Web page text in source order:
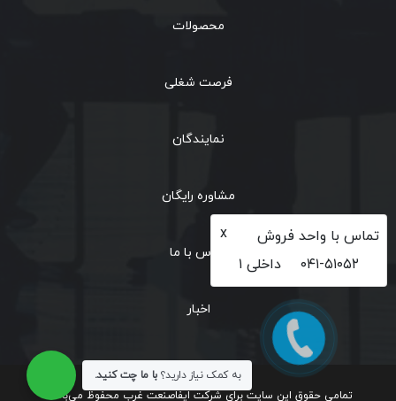
محصولات
فرصت شغلی
نمایندگان
مشاوره رایگان
تماس با ما
اخبار
x
تماس با واحد فروش
۰۴۱-۵۱۰۵۲
داخلی ۱
تمامی حقوق این سایت برای شرکت ایفاصنعت غرب محفوظ می‌باشد.
به کمک نیاز دارید؟با ما چت کنید.